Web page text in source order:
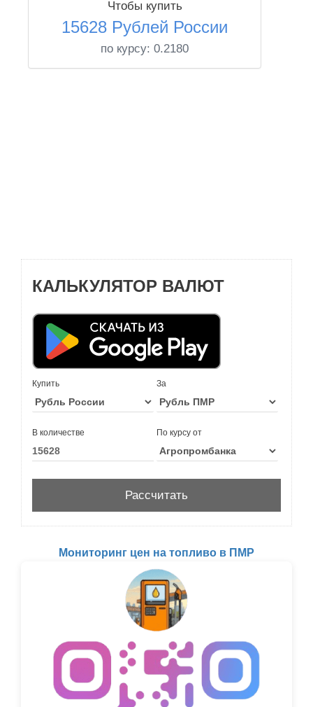
Чтобы купить
15628 Рублей России
по курсу: 0.2180
КАЛЬКУЛЯТОР ВАЛЮТ
Купить За
В количестве По курсу от
Мониторинг цен на топливо в ПМР